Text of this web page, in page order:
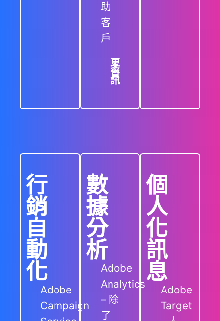
助
客
戶
更
多
資
訊
行
銷
自
動
化
Adobe
Campaign
數
據
分
析
Adobe
Analytics
– 除
了
個
人
化
訊
息
Adobe
Target